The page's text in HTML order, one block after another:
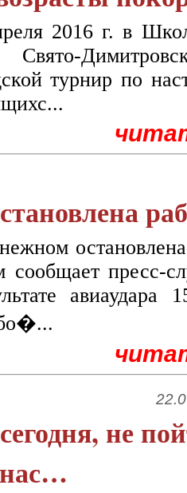
2016 г. в
турнир по
сообщает пресс-
не